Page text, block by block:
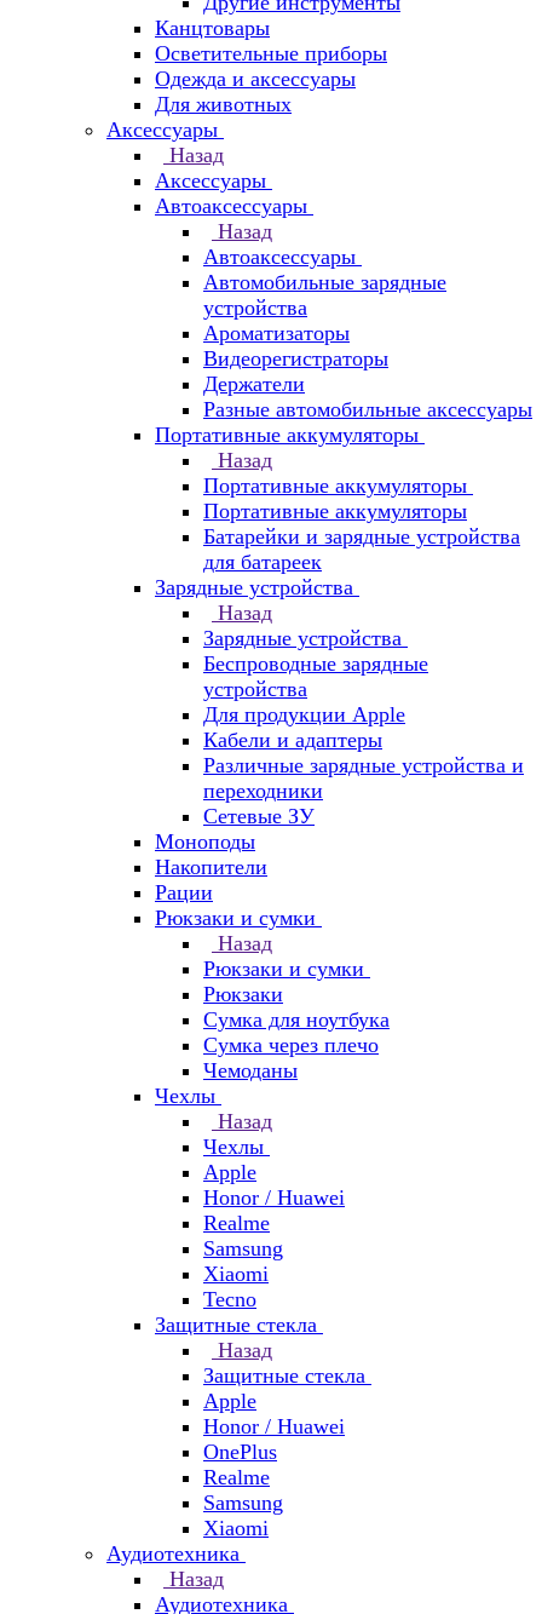
Канцтовары
Осветительные приборы
Одежда и аксессуары
Для животных
Аксессуары
Назад
Аксессуары
Автоаксессуары
Назад
Автоаксессуары
Автомобильные зарядные
устройства
Ароматизаторы
Видеорегистраторы
Держатели
Разные автомобильные аксессуары
Портативные аккумуляторы
Назад
Портативные аккумуляторы
Портативные аккумуляторы
Батарейки и зарядные устройства
для батареек
Зарядные устройства
Назад
Зарядные устройства
Беспроводные зарядные
устройства
Для продукции Apple
Кабели и адаптеры
Различные зарядные устройства и
переходники
Сетевые ЗУ
Моноподы
Накопители
Рации
Рюкзаки и сумки
Назад
Рюкзаки и сумки
Рюкзаки
Сумка для ноутбука
Сумка через плечо
Чемоданы
Чехлы
Назад
Чехлы
Apple
Honor / Huawei
Realme
Samsung
Xiaomi
Tecno
Защитные стекла
Назад
Защитные стекла
Apple
Honor / Huawei
OnePlus
Realme
Samsung
Xiaomi
Аудиотехника
Назад
Аудиотехника